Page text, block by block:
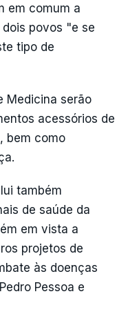
em comum a
povos "e se
tipo de
Medicina serão
acessórios de
bem como
também
de saúde da
em vista a
projetos de
às doenças
Pessoa e